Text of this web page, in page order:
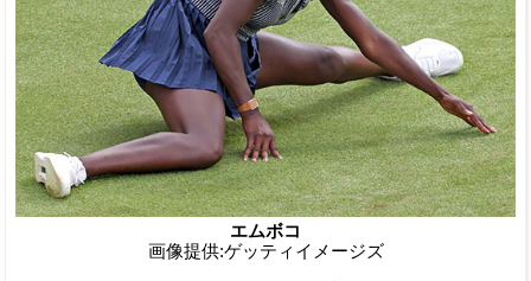
エムボコ
画像提供:ゲッティイメージズ